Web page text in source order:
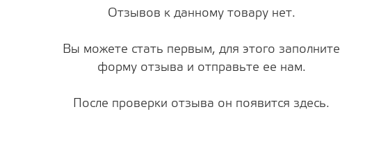
Отзывов к данному товару нет.
Вы можете стать первым, для этого заполните
форму отзыва и отправьте ее нам.
После проверки отзыва он появится здесь.